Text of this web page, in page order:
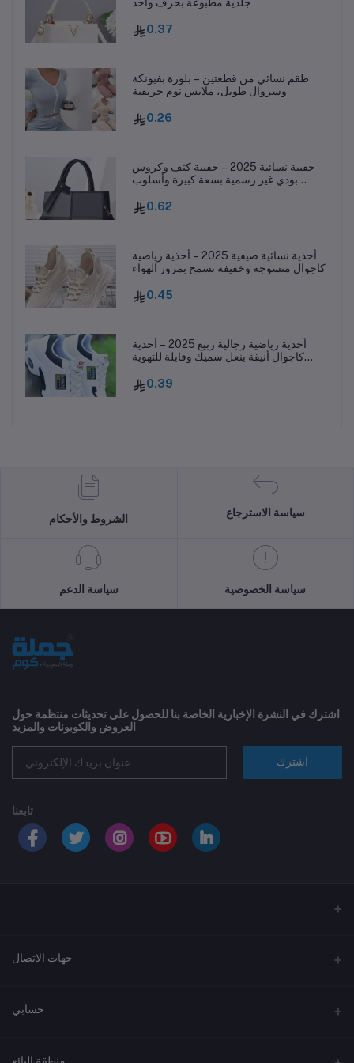
0.37
طقم نسائي من قطعتين – بلوزة بفيونكة
وسروال طويل، ملابس نوم خريفية
0.26
حقيبة نسائية 2025 – حقيبة كتف وكروس
بودي غير رسمية بسعة كبيرة وأسلوب
0.62
أحذية نسائية صيفية 2025 – أحذية رياضية
كاجوال منسوجة وخفيفة تسمح بمرور الهواء
0.45
أحذية رياضية رجالية ربيع 2025 – أحذية
كاجوال أنيقة بنعل سميك وقابلة للتهوية
0.39
الشروط والأحكام
سياسة الاسترجاع
سياسة الدعم سياسة الخصوصية
اشترك في النشرة الإخبارية الخاصة بنا للحصول على تحديثات منتظمة حول
العروض والكوبونات والمزيد
اشترك
تابعنا
جهات الاتصال
العنوان
920033037
حسابي
تسجيل الدخول